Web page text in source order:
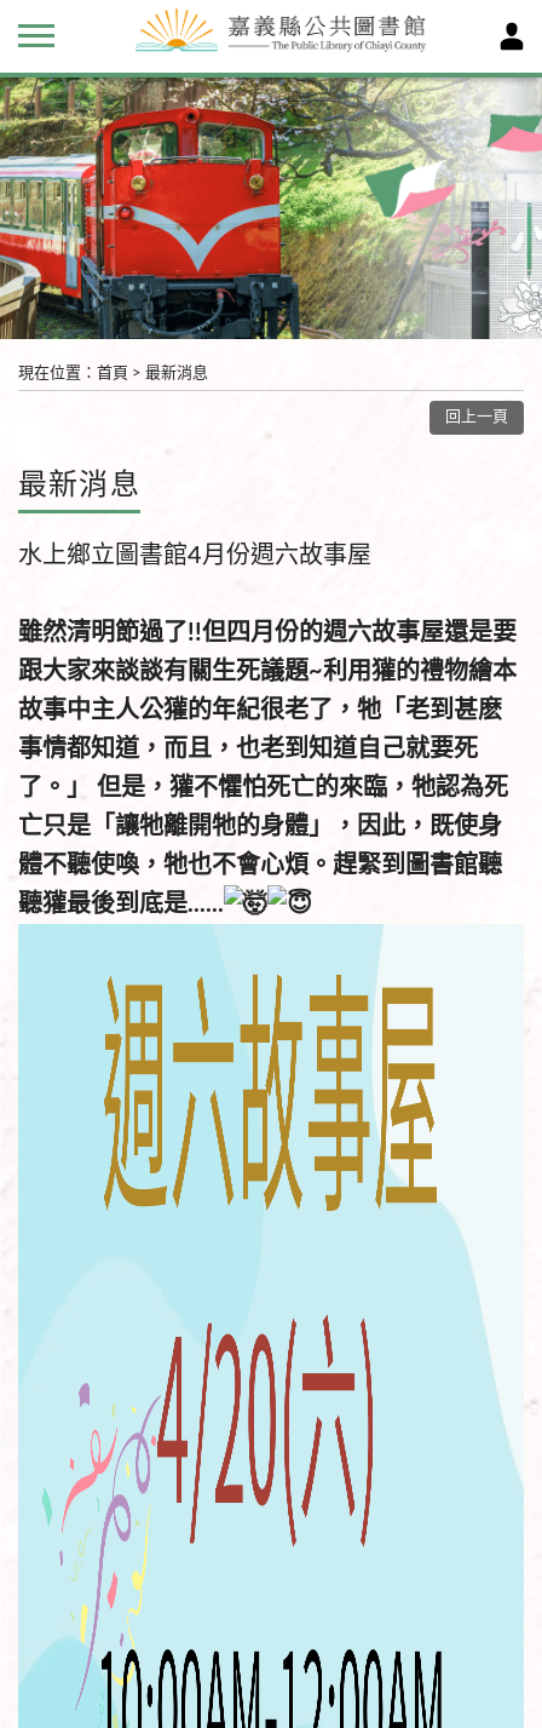
現在位置 ： 首頁 > 最新消息
回上一頁
最新消息
水上鄉立圖書館4月份週六故事屋
雖然清明節過了!!但四月份的週六故事屋還是要
跟大家來談談有關生死議題~利用獾的禮物繪本
故事中主人公獾的年紀很老了，牠「老到甚麽
事情都知道，而且，也老到知道自己就要死
了。」 但是，獾不懼怕死亡的來臨，牠認為死
亡只是「讓牠離開牠的身體」，因此，既使身
體不聽使喚，牠也不會心煩。趕緊到圖書館聽
聽獾最後到底是......